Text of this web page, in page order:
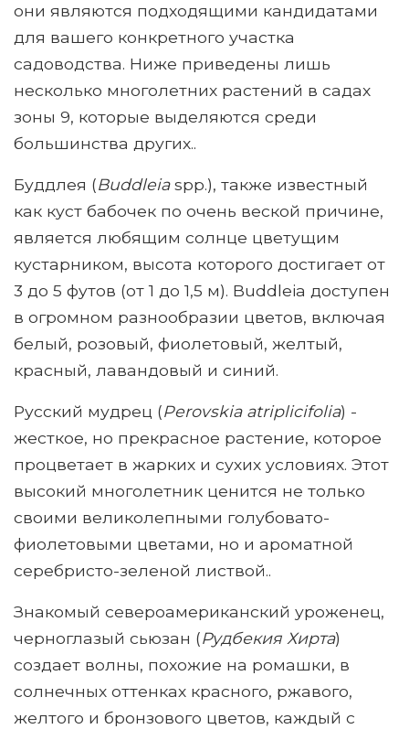
они являются подходящими кандидатами
для вашего конкретного участка
садоводства. Ниже приведены лишь
несколько многолетних растений в садах
зоны 9, которые выделяются среди
большинства других..
Буддлея (Buddleiaspp.), также известный
как куст бабочек по очень веской причине,
является любящим солнце цветущим
кустарником, высота которого достигает от
3 до 5 футов (от 1 до 1,5 м). Buddleia доступен
в огромном разнообразии цветов, включая
белый, розовый, фиолетовый, желтый,
красный, лавандовый и синий.
Русский мудрец (Perovskia atriplicifolia) -
жесткое, но прекрасное растение, которое
процветает в жарких и сухих условиях. Этот
высокий многолетник ценится не только
своими великолепными голубовато-
фиолетовыми цветами, но и ароматной
серебристо-зеленой листвой..
Знакомый североамериканский уроженец,
черноглазый сьюзан (Рудбекия Хирта)
создает волны, похожие на ромашки, в
солнечных оттенках красного, ржавого,
желтого и бронзового цветов, каждый с